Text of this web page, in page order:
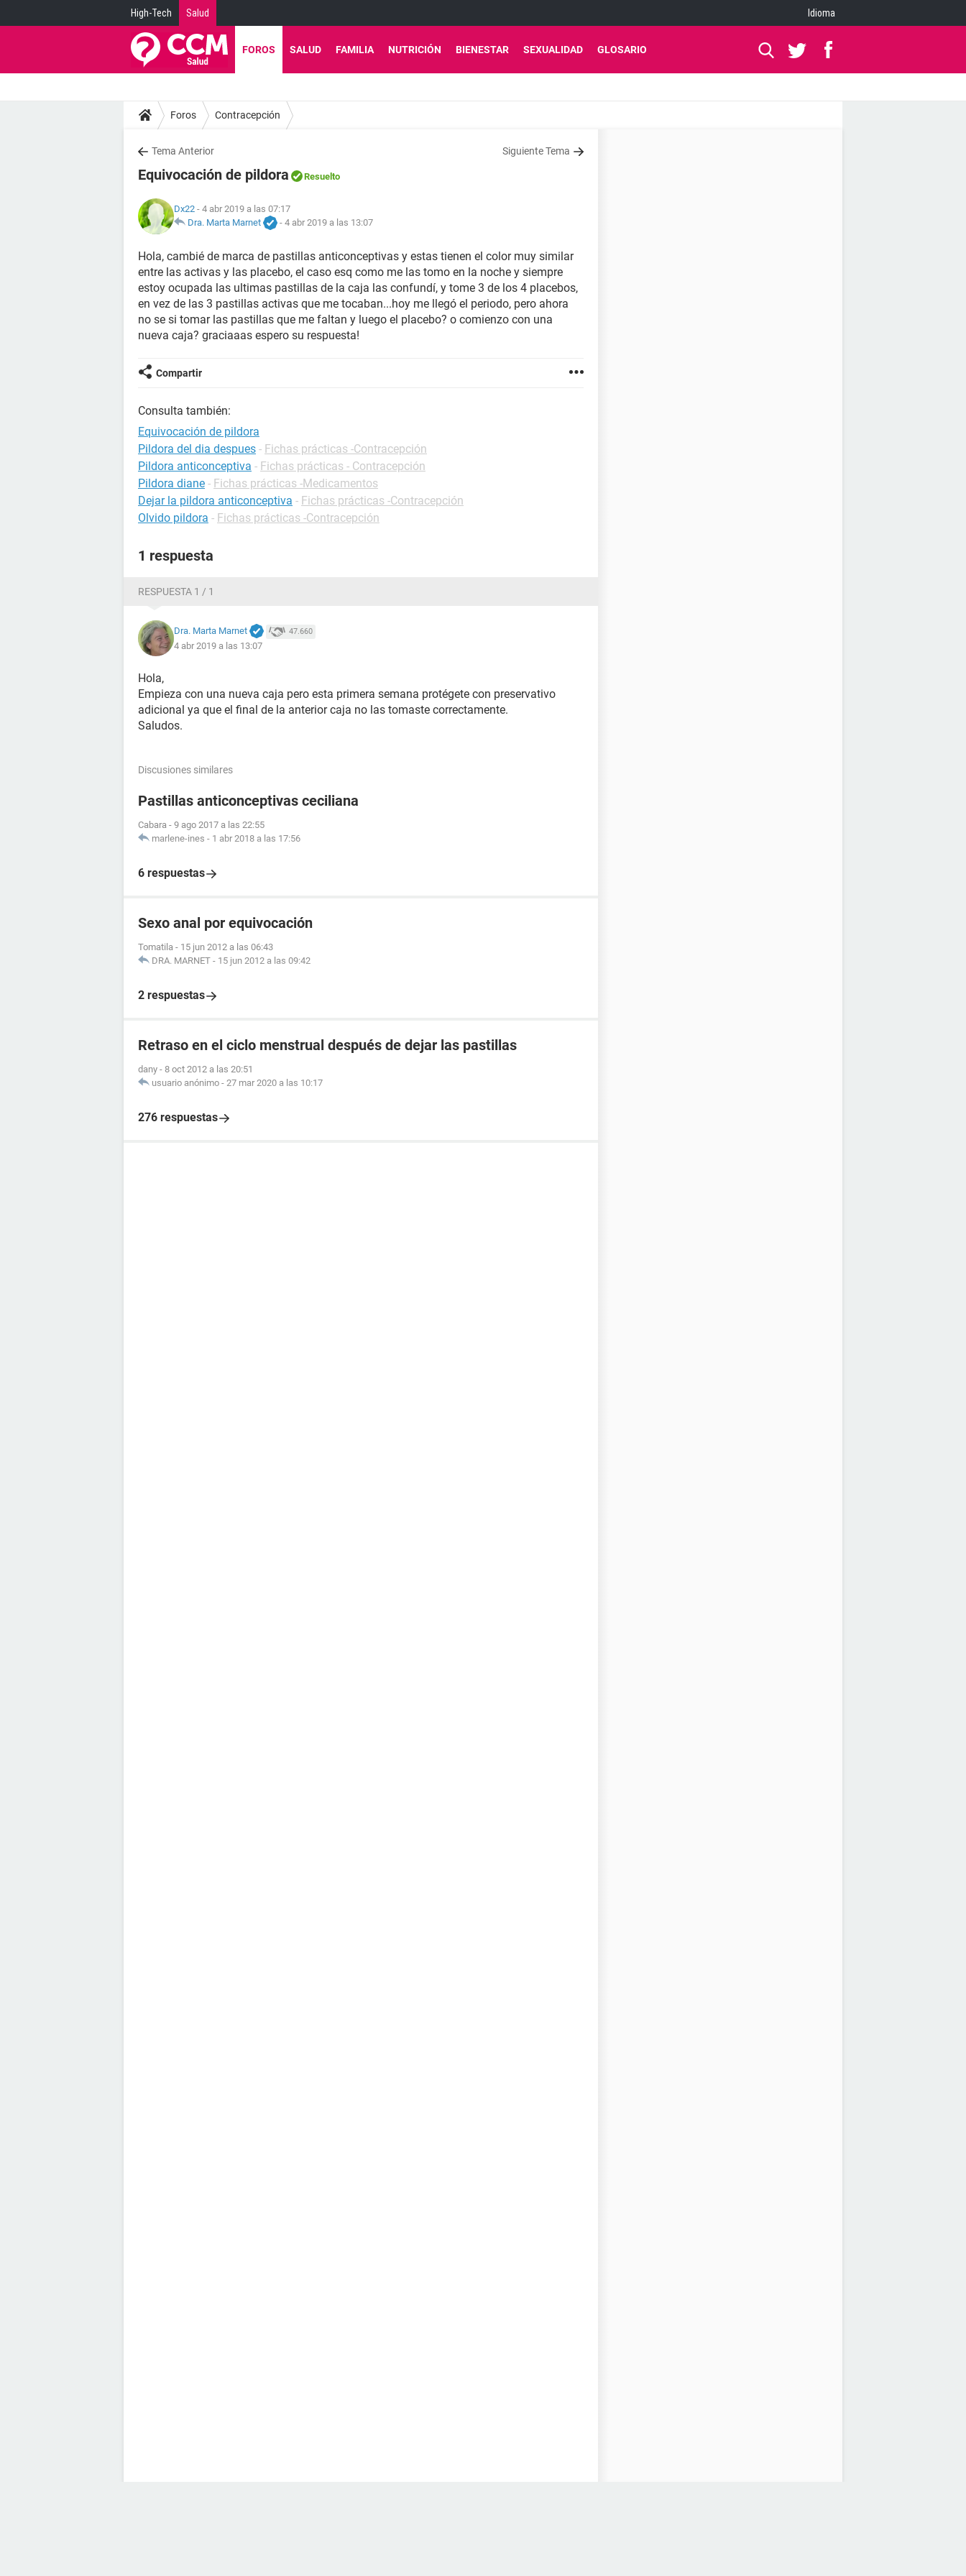
High-Tech Salud Idioma
FOROS SALUD FAMILIA NUTRICIÓN BIENESTAR SEXUALIDAD GLOSARIO
Foros Contracepción
Tema Anterior Siguiente Tema
Equivocación de pildora Resuelto
Dx22 - 4 abr 2019 a las 07:17
Dra. Marta Marnet
- 4 abr 2019 a las 13:07
Hola, cambié de marca de pastillas anticonceptivas y estas tienen el color muy similar
entre las activas y las placebo, el caso esq como me las tomo en la noche y siempre
estoy ocupada las ultimas pastillas de la caja las confundí, y tome 3 de los 4 placebos,
en vez de las 3 pastillas activas que me tocaban...hoy me llegó el periodo, pero ahora
no se si tomar las pastillas que me faltan y luego el placebo? o comienzo con una
nueva caja? graciaaas espero su respuesta!
Compartir
Consulta también:
Equivocación de pildora
Pildora del dia despues - Fichas prácticas -Contracepción
Pildora anticonceptiva - Fichas prácticas - Contracepción
Pildora diane - Fichas prácticas -Medicamentos
Dejar la pildora anticonceptiva - Fichas prácticas -Contracepción
Olvido pildora - Fichas prácticas -Contracepción
1 respuesta
RESPUESTA 1 / 1
Dra. Marta Marnet 47.660
4 abr 2019 a las 13:07
Hola,
Empieza con una nueva caja pero esta primera semana protégete con preservativo
adicional ya que el final de la anterior caja no las tomaste correctamente.
Saludos.
Discusiones similares
Pastillas anticonceptivas ceciliana
Cabara - 9 ago 2017 a las 22:55
marlene-ines - 1 abr 2018 a las 17:56
6 respuestas
Sexo anal por equivocación
Tomatila - 15 jun 2012 a las 06:43
DRA. MARNET - 15 jun 2012 a las 09:42
2 respuestas
Retraso en el ciclo menstrual después de dejar las pastillas
dany - 8 oct 2012 a las 20:51
usuario anónimo - 27 mar 2020 a las 10:17
276 respuestas